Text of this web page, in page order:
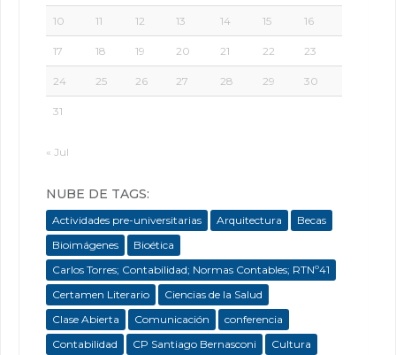
10 11 12 13 14 15 16
17 18 19 20 21 22 23
24 25 26 27 28 29 30
31
« Jul
NUBE DE TAGS:
Actividades pre-universitarias Arquitectura
Becas
Bioimágenes
Bioética
Carlos Torres; Contabilidad; Normas Contables; RTNº41
Certamen Literario
Ciencias de la Salud
Clase Abierta
Comunicación
conferencia
Contabilidad
CP Santiago Bernasconi
Cultura